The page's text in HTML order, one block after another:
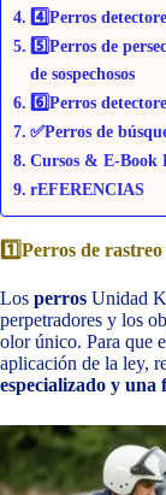
4️⃣Perros
5️⃣Perros de
de sospechosos
6️⃣Perros
✅Perros de
Cursos & E-Book
rEFERENCIAS
1️⃣Perros de
Los perros Unidad
perpetradores y los
olor único. Para que
aplicación de la ley,
especializado y una